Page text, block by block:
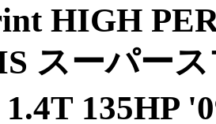
HIGH
スーパー
135HP